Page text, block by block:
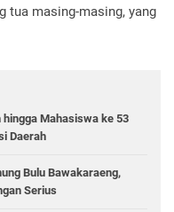
tua masing-masing, yang
Mahasiswa ke 53
Daerah
Bulu Bawakaraeng,
Serius